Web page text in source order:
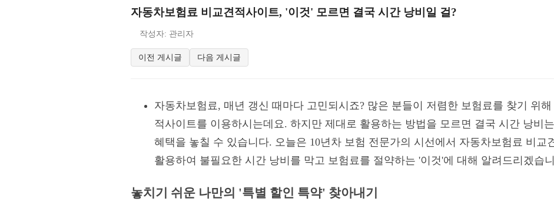
자동차보험료 비교견적사이트, '이것' 모르면 결국 시간 낭비일 걸?
작성자: 관리자
이전 게시글 다음 게시글
자동차보험료, 매년 갱신 때마다 고민되시죠? 많은 분들이 저렴한 보험료를 찾기 위
적사이트를 이용하시는데요. 하지만 제대로 활용하는 방법을 모르면 결국 시간 낭비
혜택을 놓칠 수 있습니다. 오늘은 10년차 보험 전문가의 시선에서 자동차보험료 비교
활용하여 불필요한 시간 낭비를 막고 보험료를 절약하는 '이것'에 대해 알려드리겠습
놓치기 쉬운 나만의 '특별 할인 특약' 찾아내기